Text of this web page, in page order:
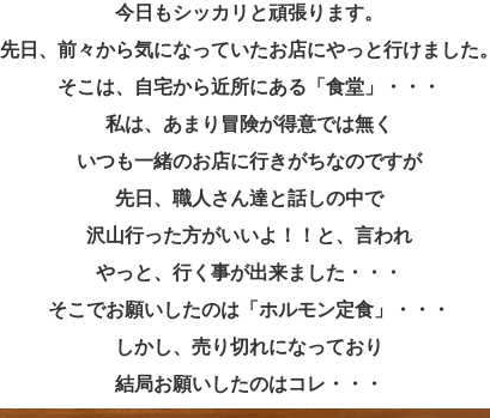
今日もシッカリと頑張ります。
先日、前々から気になっていたお店にやっと行けました。
そこは、自宅から近所にある「食堂」・・・
私は、あまり冒険が得意では無く
いつも一緒のお店に行きがちなのですが
先日、職人さん達と話しの中で
沢山行った方がいいよ！！と、言われ
やっと、行く事が出来ました・・・
そこでお願いしたのは「ホルモン定食」・・・
しかし、売り切れになっており
結局お願いしたのはコレ・・・